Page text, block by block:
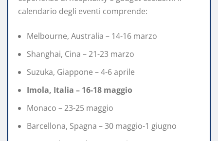
calendario degli eventi comprende:
Melbourne, Australia – 14-16 marzo
Shanghai, Cina – 21-23 marzo
Suzuka, Giappone – 4-6 aprile
Imola, Italia – 16-18 maggio
Monaco – 23-25 maggio
Barcellona, Spagna – 30 maggio-1 giugno